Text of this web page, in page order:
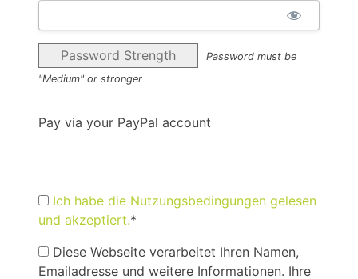
Password Strength
Password must be
"Medium" or stronger
Pay via your PayPal account
Ich habe die Nutzungsbedingungen gelesen
und akzeptiert.*
Diese Webseite verarbeitet Ihren Namen,
Emailadresse und weitere Informationen. Ihre